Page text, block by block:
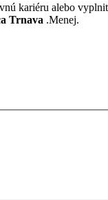
kariéru alebo
Trnava .Menej.